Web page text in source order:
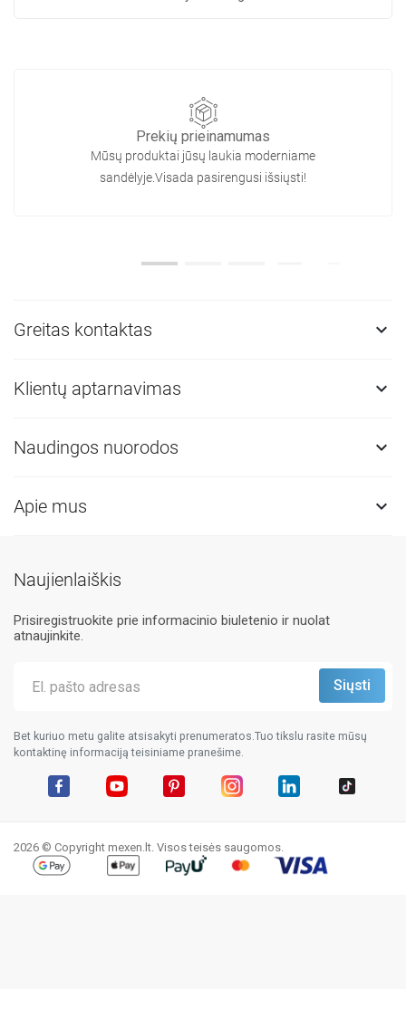
Prekių prieinamumas
Mūsų produktai jūsų laukia moderniame
sandėlyje.Visada pasirengusi išsiųsti!
Greitas kontaktas 
Klientų aptarnavimas 
Naudingos nuorodos 
Apie mus 
Naujienlaiškis
Prisiregistruokite prie informacinio biuletenio ir nuolat
atnaujinkite.
Bet kuriuo metu galite atsisakyti prenumeratos.Tuo tikslu rasite mūsų
kontaktinę informaciją teisiniame pranešime.
2026 © Copyright mexen.lt. Visos teisės saugomos.